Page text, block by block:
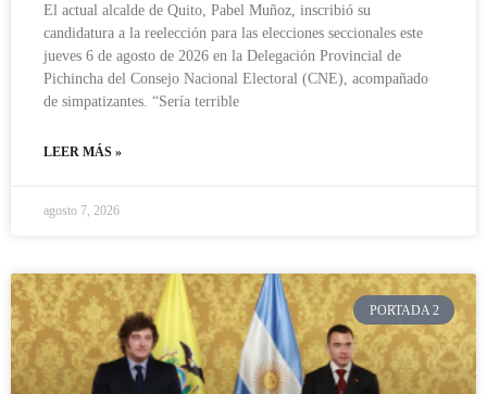
El actual alcalde de Quito, Pabel Muñoz, inscribió su
candidatura a la reelección para las elecciones seccionales este
jueves 6 de agosto de 2026 en la Delegación Provincial de
Pichincha del Consejo Nacional Electoral (CNE), acompañado
de simpatizantes. “Sería terrible
LEER MÁS »
agosto 7, 2026
PORTADA 2